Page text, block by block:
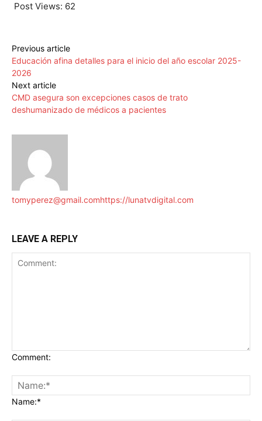
Post Views: 62
Previous article
Educación afina detalles para el inicio del año escolar 2025-
2026
Next article
CMD asegura son excepciones casos de trato
deshumanizado de médicos a pacientes
tomyperez@gmail.comhttps://lunatvdigital.com
LEAVE A REPLY
Comment:
Name:*